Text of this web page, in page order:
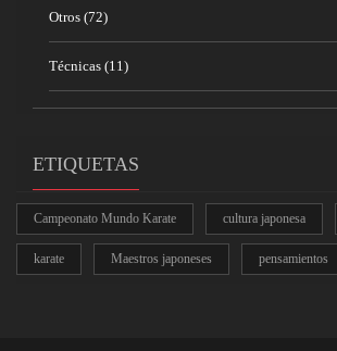
Otros (72)
Técnicas (11)
ETIQUETAS
Campeonato Mundo Karate cultura japonesa
karate Maestros japoneses pensamientos